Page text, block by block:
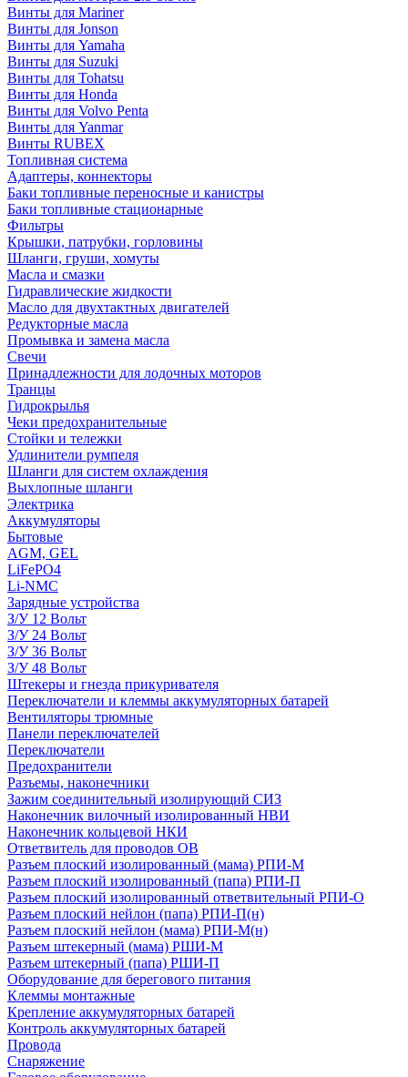
Винты для Mariner
Винты для Jonson
Винты для Yamaha
Винты для Suzuki
Винты для Tohatsu
Винты для Honda
Винты для Volvo Penta
Винты для Yanmar
Винты RUBEX
Топливная система
Адаптеры, коннекторы
Баки топливные переносные и канистры
Баки топливные стационарные
Фильтры
Крышки, патрубки, горловины
Шланги, груши, хомуты
Масла и смазки
Гидравлические жидкости
Масло для двухтактных двигателей
Редукторные масла
Промывка и замена масла
Свечи
Принадлежности для лодочных моторов
Транцы
Гидрокрылья
Чеки предохранительные
Стойки и тележки
Удлинители румпеля
Шланги для систем охлаждения
Выхлопные шланги
Электрика
Аккумуляторы
Бытовые
AGM, GEL
LiFePO4
Li-NMC
Зарядные устройства
З/У 12 Вольт
З/У 24 Вольт
З/У 36 Вольт
З/У 48 Вольт
Штекеры и гнезда прикуривателя
Переключатели и клеммы аккумуляторных батарей
Вентиляторы трюмные
Панели переключателей
Переключатели
Предохранители
Разъемы, наконечники
Зажим соединительный изолирующий СИЗ
Наконечник вилочный изолированный НВИ
Наконечник кольцевой НКИ
Ответвитель для проводов ОВ
Разъем плоский изолированный (мама) РПИ-М
Разъем плоский изолированный (папа) РПИ-П
Разъем плоский изолированный ответвительный РПИ-О
Разъем плоский нейлон (папа) РПИ-П(н)
Разъем плоский нейлон (мама) РПИ-М(н)
Разъем штекерный (мама) РШИ-М
Разъем штекерный (папа) РШИ-П
Оборудование для берегового питания
Клеммы монтажные
Крепление аккумуляторных батарей
Контроль аккумуляторных батарей
Провода
Снаряжение